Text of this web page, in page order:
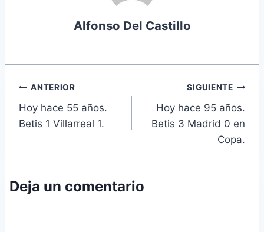
Alfonso Del Castillo
Navegación
de
ANTERIOR
Hoy hace 55 años.
Betis 1 Villarreal 1.
SIGUIENTE
Hoy hace 95 años.
Betis 3 Madrid 0 en
Copa.
Deja un comentario